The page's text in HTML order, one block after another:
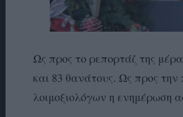
Ως προς το ρεπορτάζ της
και 83 θανάτους. Ως προς
λοιμοξιολόγων η ενημέρωση